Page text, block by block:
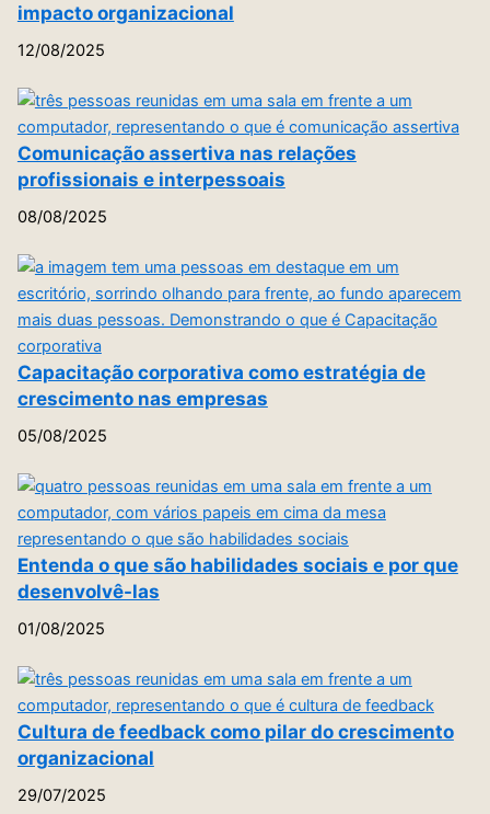
impacto organizacional
12/08/2025
Comunicação assertiva nas relações
profissionais e interpessoais
08/08/2025
Capacitação corporativa como estratégia de
crescimento nas empresas
05/08/2025
Entenda o que são habilidades sociais e por que
desenvolvê-las
01/08/2025
Cultura de feedback como pilar do crescimento
organizacional
29/07/2025